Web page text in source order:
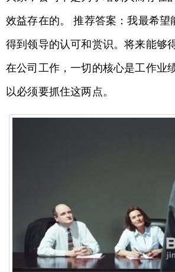
效益存在的。 推荐答案：我最希望
得到领导的认可和赏识。将来能够
在公司工作，一切的核心是工作业
以必须要抓住这两点。